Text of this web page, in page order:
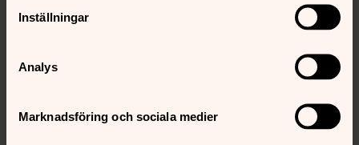
Inställningar
Analys
Marknadsföring och sociala medier
begravningsavgiftens storlek. Ombudets uppgift är
därför att företräda dem som inte tillhör Svenska kyrkan.
Det är Länsstyrelsen som utser begravningsombud för
att bevaka begravningsverksamheten inom en kommun.
Begravningsombud inom Ljungby kommun är Christer
Yngvesson.